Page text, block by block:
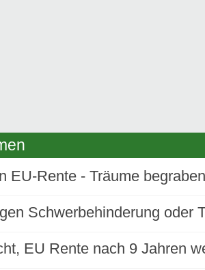
EU-Rente - Träume
Schwerbehinderung oder
EU Rente nach 9 Jahren